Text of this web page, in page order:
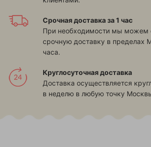
Срочная доставка за 1 час
При необходимости мы можем
срочную доставку в пределах
часа.
Круглосуточная доставка
Доставка осуществляется
в неделю в любую точку